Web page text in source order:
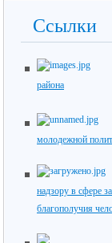
Ссылки
района
молодежной
надзору в сфере
благополучия